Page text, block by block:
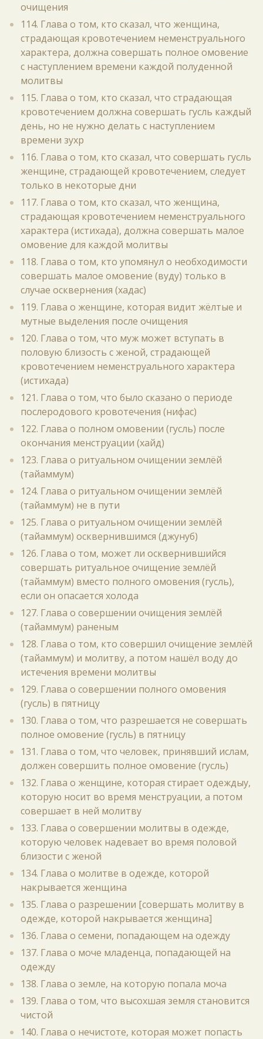
очищения
114. Глава о том, кто сказал, что женщина,
страдающая кровотечением неменструального
характера, должна совершать полное омовение
с наступлением времени каждой полуденной
молитвы
115. Глава о том, кто сказал, что страдающая
кровотечением должна совершать гусль каждый
день, но не нужно делать с наступлением
времени зухр
116. Глава о том, кто сказал, что совершать гусль
женщине, страдающей кровотечением, следует
только в некоторые дни
117. Глава о том, кто сказал, что женщина,
страдающая кровотечением неменструального
характера (истихада), должна совершать малое
омовение для каждой молитвы
118. Глава о том, кто упомянул о необходимости
совершать малое омовение (вуду) только в
случае осквернения (хадас)
119. Глава о женщине, которая видит жёлтые и
мутные выделения после очищения
120. Глава о том, что муж может вступать в
половую близость с женой, страдающей
кровотечением неменструального характера
(истихада)
121. Глава о том, что было сказано о периоде
послеродового кровотечения (нифас)
122. Глава о полном омовении (гусль) после
окончания менструации (хайд)
123. Глава о ритуальном очищении землёй
(тайаммум)
124. Глава о ритуальном очищении землёй
(тайаммум) не в пути
125. Глава о ритуальном очищении землёй
(тайаммум) осквернившимся (джунуб)
126. Глава о том, может ли осквернившийся
совершать ритуальное очищение землёй
(тайаммум) вместо полного омовения (гусль),
если он опасается холода
127. Глава о совершении очищения землёй
(тайаммум) раненым
128. Глава о том, кто совершил очищение землёй
(тайаммум) и молитву, а потом нашёл воду до
истечения времени молитвы
129. Глава о совершении полного омовения
(гусль) в пятницу
130. Глава о том, что разрешается не совершать
полное омовение (гусль) в пятницу
131. Глава о том, что человек, принявший ислам,
должен совершить полное омовение (гусль)
132. Глава о женщине, которая стирает одеждыу,
которую носит во время менструации, а потом
совершает в ней молитву
133. Глава о совершении молитвы в одежде,
которую человек надевает во время половой
близости с женой
134. Глава о молитве в одежде, которой
накрывается женщина
135. Глава о разрешении [совершать молитву в
одежде, которой накрывается женщина]
136. Глава о семени, попадающем на одежду
137. Глава о моче младенца, попадающей на
одежду
138. Глава о земле, на которую попала моча
139. Глава о том, что высохшая земля становится
чистой
140. Глава о нечистоте, которая может попасть